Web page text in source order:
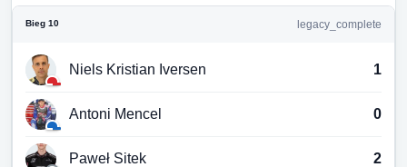
Bieg 10 legacy_complete
Niels Kristian Iversen 1
Antoni Mencel 0
Paweł Sitek 2